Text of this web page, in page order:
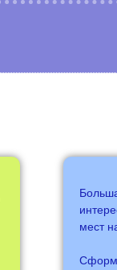
мест